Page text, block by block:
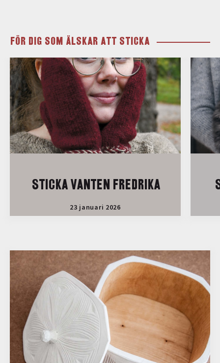
FÖR DIG SOM ÄLSKAR ATT STICKA
STICKA VANTEN FREDRIKA
23 januari 2026